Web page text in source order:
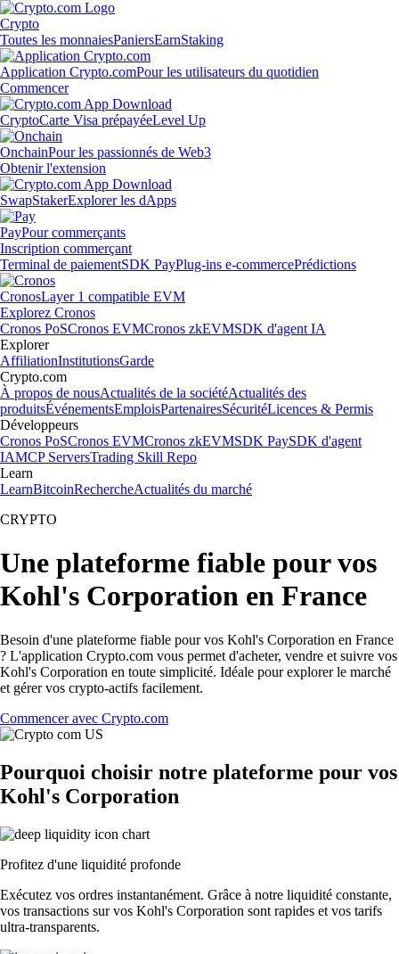
Crypto
Toutes les monnaiesPaniersEarnStaking
Application Crypto.comPour les utilisateurs du quotidien
Commencer
CryptoCarte Visa prépayéeLevel Up
OnchainPour les passionnés de Web3
Obtenir l'extension
SwapStakerExplorer les dApps
PayPour commerçants
Inscription commerçant
Terminal de paiementSDK PayPlug-ins e-commercePrédictions
CronosLayer 1 compatible EVM
Explorez Cronos
Cronos PoSCronos EVMCronos zkEVMSDK d'agent IA
Explorer
AffiliationInstitutionsGarde
Crypto.com
À propos de nousActualités de la sociétéActualités des
produitsÉvénementsEmploisPartenairesSécuritéLicences & Permis
Développeurs
Cronos PoSCronos EVMCronos zkEVMSDK PaySDK d'agent
IAMCP ServersTrading Skill Repo
Learn
LearnBitcoinRechercheActualités du marché
CRYPTO
Une plateforme fiable pour vos
Kohl's Corporation en France
Besoin d'une plateforme fiable pour vos Kohl's Corporation en France
? L'application Crypto.com vous permet d'acheter, vendre et suivre vos
Kohl's Corporation en toute simplicité. Idéale pour explorer le marché
et gérer vos crypto-actifs facilement.
Commencer avec Crypto.com
Pourquoi choisir notre plateforme pour vos
Kohl's Corporation
Profitez d'une liquidité profonde
Exécutez vos ordres instantanément. Grâce à notre liquidité constante,
vos transactions sur vos Kohl's Corporation sont rapides et vos tarifs
ultra-transparents.